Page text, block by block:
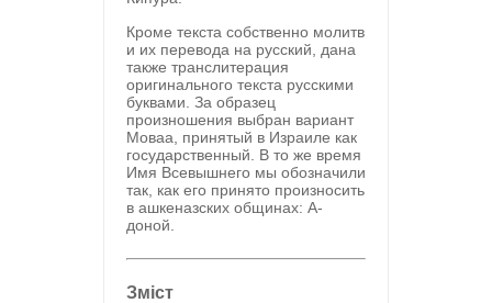
Кроме текста собственно молитв
и их перевода на русский, дана
также транслитерация
оригинального текста русскими
буквами. За образец
произношения выбран вариант
Моваа, принятый в Израиле как
государственный. В то же время
Имя Всевышнего мы обозначили
так, как его принято произносить
в ашкеназских общинах: А-
доной.
Зміст